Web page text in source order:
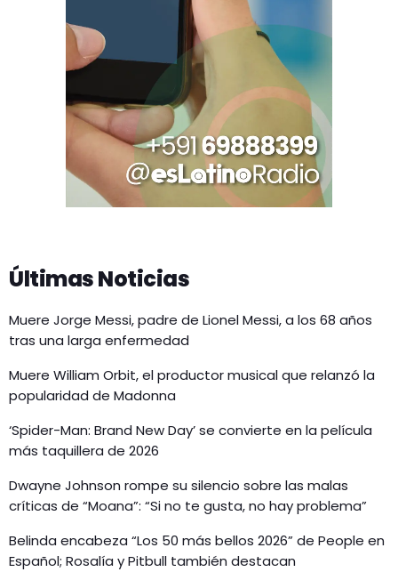
Últimas Noticias
Muere Jorge Messi, padre de Lionel Messi, a los 68 años
tras una larga enfermedad
Muere William Orbit, el productor musical que relanzó la
popularidad de Madonna
‘Spider-Man: Brand New Day’ se convierte en la película
más taquillera de 2026
Dwayne Johnson rompe su silencio sobre las malas
críticas de “Moana”: “Si no te gusta, no hay problema”
Belinda encabeza “Los 50 más bellos 2026” de People en
Español; Rosalía y Pitbull también destacan